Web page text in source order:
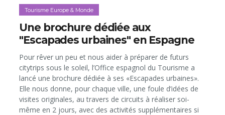
Tourisme Europe & Monde
Une brochure dédiée aux
"Escapades urbaines" en Espagne
Pour rêver un peu et nous aider à préparer de futurs
citytrips sous le soleil, l’Office espagnol du Tourisme a
lancé une brochure dédiée à ses «Escapades urbaines».
Elle nous donne, pour chaque ville, une foule d’idées de
visites originales, au travers de circuits à réaliser soi-
même en 2 jours, avec des activités supplémentaires si